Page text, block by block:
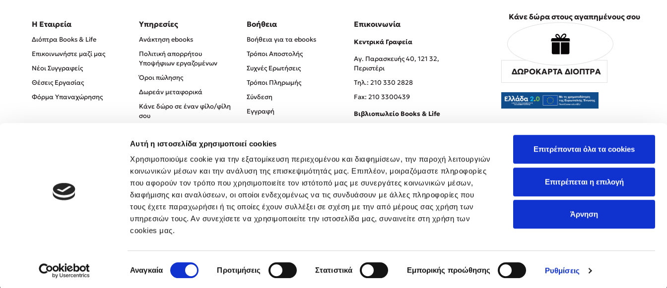
Αυτή η ιστοσελίδα χρησιμοποιεί cookies
Χρησιμοποιούμε cookie για την εξατομίκευση περιεχομένου και διαφημίσεων, την παροχή λειτουργιών
κοινωνικών μέσων και την ανάλυση της επισκεψιμότητάς μας. Επιπλέον, μοιραζόμαστε πληροφορίες
που αφορούν τον τρόπο που χρησιμοποιείτε τον ιστότοπό μας με συνεργάτες κοινωνικών μέσων,
διαφήμισης και αναλύσεων, οι οποίοι ενδεχομένως να τις συνδυάσουν με άλλες πληροφορίες που
τους έχετε παραχωρήσει ή τις οποίες έχουν συλλέξει σε σχέση με την από μέρους σας χρήση των
υπηρεσιών τους. Αν συνεχίσετε να χρησιμοποιείτε την ιστοσελίδα μας, συναινείτε στη χρήση των
cookies μας.
συγκατάθεσης
Αναγκαία Προτιμήσεις Στατιστικά Εμπορικής προώθησης Ρυθμίσεις
Επιτρέπονται όλα τα cookies
Επιτρέπεται η επιλογή
Άρνηση
Η Εταιρεία
Διόπτρα Books & Life
Επικοινωνήστε μαζί μας
Νέοι Συγγραφείς
Θέσεις Εργασίας
Φόρμα Υπαναχώρησης
Υπηρεσίες
Ανάκτηση ebooks
Πολιτική απορρήτου
Υποψήφιων εργαζομένων
Όροι πώλησης
Δωρεάν μεταφορικά
Κάνε δώρο σε έναν φίλο/φίλη
σου
Πολιτική Απορρήτου
Όροι χρήσης
Βοήθεια
Βοήθεια για τα ebooks
Τρόποι Αποστολής
Συχνές Ερωτήσεις
Τρόποι Πληρωμής
Σύνδεση
Εγγραφή
Επικοινωνία
Κεντρικά Γραφεία
Αγ. Παρασκευής 40, 121 32,
Περιστέρι
Tηλ.: 210 330 2828
Fax: 210 3300439
Βιβλιοπωλείο Books & Life
Κάνε δώρα στους αγαπημένους σου
ΔΩΡΟΚΑΡΤΑ ΔΙΟΠΤΡΑ
Created by Powered by